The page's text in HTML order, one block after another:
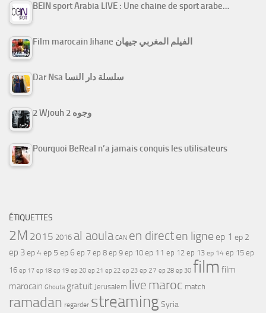
BEIN sport Arabia LIVE : Une chaine de sport arabe…
Film marocain Jihane الفيلم المغربي جيهان
Dar Nsa سلسلة دار النسا
2 Wjouh 2 وجوه
Pourquoi BeReal n’a jamais conquis les utilisateurs
ÉTIQUETTES
2M 2015 2016 al aoula CAN en directen ligne ep 1 ep 2
ep 3ep 4ep 5 ep 6 ep 7 ep 8 ep 9 ep 10 ep 11 ep 12 ep 13 ep 14 ep 15 ep
16 ep 17 ep 18 ep 19 ep 20 ep 21 ep 22 ep 23 ep 27 ep 28 ep 30 film film
marocain Ghouta gratuit Jerusalem live maroc match
ramadan regarder streamingSyria